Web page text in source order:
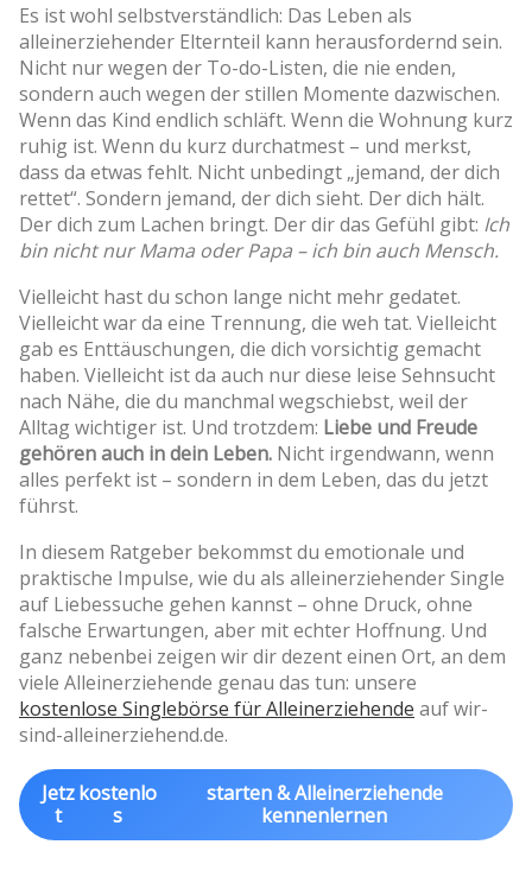
Es ist wohl selbstverständlich: Das Leben als
alleinerziehender Elternteil kann herausfordernd sein.
Nicht nur wegen der To-do-Listen, die nie enden,
sondern auch wegen der stillen Momente dazwischen.
Wenn das Kind endlich schläft. Wenn die Wohnung kurz
ruhig ist. Wenn du kurz durchatmest – und merkst,
dass da etwas fehlt. Nicht unbedingt „jemand, der dich
rettet“. Sondern jemand, der dich sieht. Der dich hält.
Der dich zum Lachen bringt. Der dir das Gefühl gibt: Ich
bin nicht nur Mama oder Papa – ich bin auch Mensch.
Vielleicht hast du schon lange nicht mehr gedatet.
Vielleicht war da eine Trennung, die weh tat. Vielleicht
gab es Enttäuschungen, die dich vorsichtig gemacht
haben. Vielleicht ist da auch nur diese leise Sehnsucht
nach Nähe, die du manchmal wegschiebst, weil der
Alltag wichtiger ist. Und trotzdem: Liebe und Freude
gehören auch in dein Leben. Nicht irgendwann, wenn
alles perfekt ist – sondern in dem Leben, das du jetzt
führst.
In diesem Ratgeber bekommst du emotionale und
praktische Impulse, wie du als alleinerziehender Single
auf Liebessuche gehen kannst – ohne Druck, ohne
falsche Erwartungen, aber mit echter Hoffnung. Und
ganz nebenbei zeigen wir dir dezent einen Ort, an dem
viele Alleinerziehende genau das tun: unsere
kostenlose Singlebörse für Alleinerziehende auf wir-
sind-alleinerziehend.de.
Jetz
t
kostenlo
s
starten & Alleinerziehende
kennenlernen